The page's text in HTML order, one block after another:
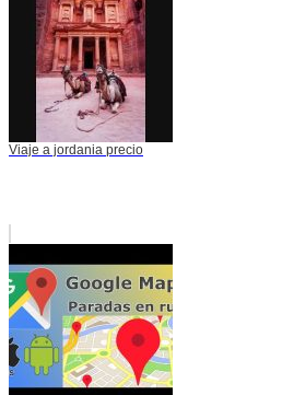
Viaje a jordania precio